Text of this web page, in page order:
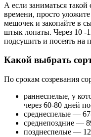
А если заниматься
времени, просто
мешочек и закопайте в
штык лопаты. Через 10 -
подсушить и посеять на
Какой выбрать
По срокам созревания
раннеспелые, у
через 60-80 дней
среднеспелые —
среднепоздние —
позднеспелые —